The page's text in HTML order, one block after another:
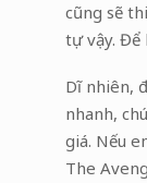
cũng sẽ
tự vậy. Để
Dĩ nhiên,
nhanh,
giá. Nếu
The